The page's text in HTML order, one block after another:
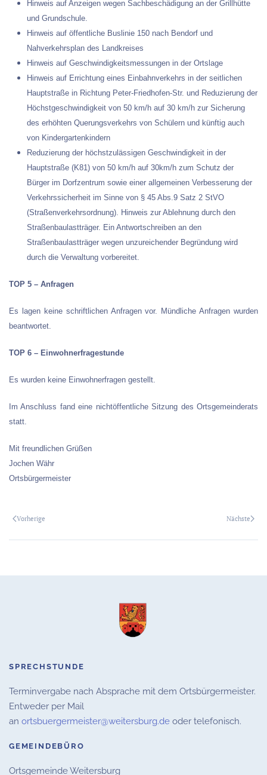
Hinweis auf Anzeigen wegen Sachbeschädigung an der Grillhütte
und Grundschule.
Hinweis auf öffentliche Buslinie 150 nach Bendorf und
Nahverkehrsplan des Landkreises
Hinweis auf Geschwindigkeitsmessungen in der Ortslage
Hinweis auf Errichtung eines Einbahnverkehrs in der seitlichen
Hauptstraße in Richtung Peter-Friedhofen-Str. und Reduzierung der
Höchstgeschwindigkeit von 50 km/h auf 30 km/h zur Sicherung
des erhöhten Querungsverkehrs von Schülern und künftig auch
von Kindergartenkindern
Reduzierung der höchstzulässigen Geschwindigkeit in der
Hauptstraße (K81) von 50 km/h auf 30km/h zum Schutz der
Bürger im Dorfzentrum sowie einer allgemeinen Verbesserung der
Verkehrssicherheit im Sinne von § 45 Abs.9 Satz 2 StVO
(Straßenverkehrsordnung). Hinweis zur Ablehnung durch den
Straßenbaulastträger. Ein Antwortschreiben an den
Straßenbaulastträger wegen unzureichender Begründung wird
durch die Verwaltung vorbereitet.
TOP 5 – Anfragen
Es lagen keine schriftlichen Anfragen vor. Mündliche Anfragen wurden
beantwortet.
TOP 6 – Einwohnerfragestunde
Es wurden keine Einwohnerfragen gestellt.
Im Anschluss fand eine nichtöffentliche Sitzung des Ortsgemeinderats
statt.
Mit freundlichen Grüßen
Jochen Währ
Ortsbürgermeister
Vorherige Nächste
GEMEINDEBÜRO
Ortsgemeinde Weitersburg
SPRECHSTUNDE
Terminvergabe nach Absprache mit dem Ortsbürgermeister.
Entweder per Mail
an ortsbuergermeister@weitersburg.de oder telefonisch.